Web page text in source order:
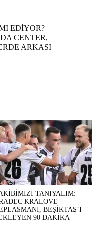
EDİYOR?
CENTER,
ARKASI
TANIYALIM:
KRALOVE
BEŞİKTAŞ’I
90 DAKİKA